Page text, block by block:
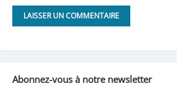
Abonnez-vous à notre newsletter